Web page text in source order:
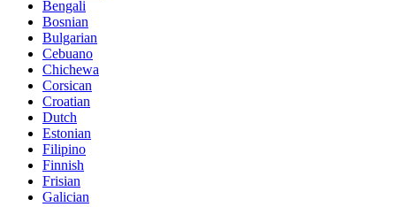
Bengali
Bosnian
Bulgarian
Cebuano
Chichewa
Corsican
Croatian
Dutch
Estonian
Filipino
Finnish
Frisian
Galician